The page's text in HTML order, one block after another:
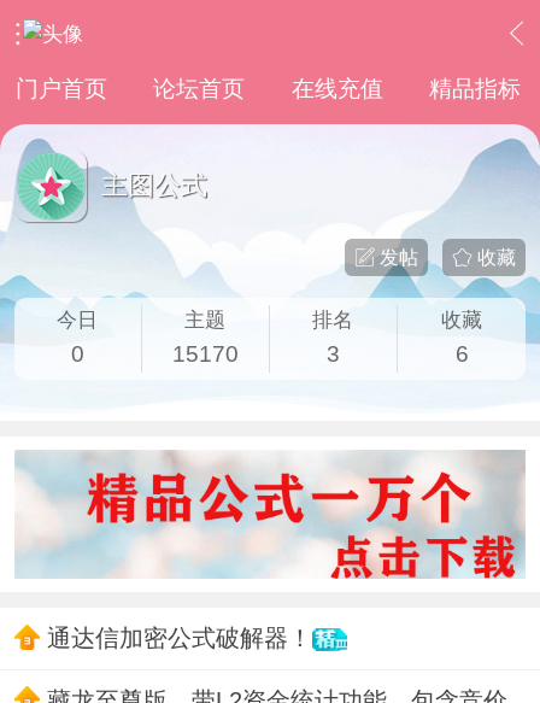
门户首页 论坛首页 在线充值 精品指标
主图公式
收藏
发帖
今日
0
主题
15170
排名
3
收藏
6
通达信加密公式破解器！